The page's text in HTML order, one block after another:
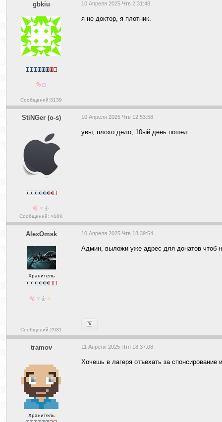
gbkiu
Сообщений:3139
10 Апреля 2025 Чтв 2:31:48
я не доктор, я плотник.
StiNGer (o-s)
Сообщений: >10K
10 Апреля 2025 Чтв 12:53:58
увы, плохо дело, 10ый день пошел
AlexOmsk
Хранитель
Сообщений:2931
10 Апреля 2025 Чтв 18:39:54
Админ, выложи уже адрес для донатов чтоб
tramov
Хранитель
11 Апреля 2025 Птн 18:37:08
Хочешь в лагеря отъехать за спонсирование